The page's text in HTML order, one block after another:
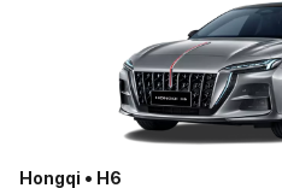
Hongqi • H6